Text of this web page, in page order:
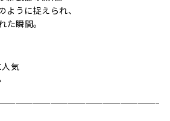
ように捉えられ、
た瞬間。
気